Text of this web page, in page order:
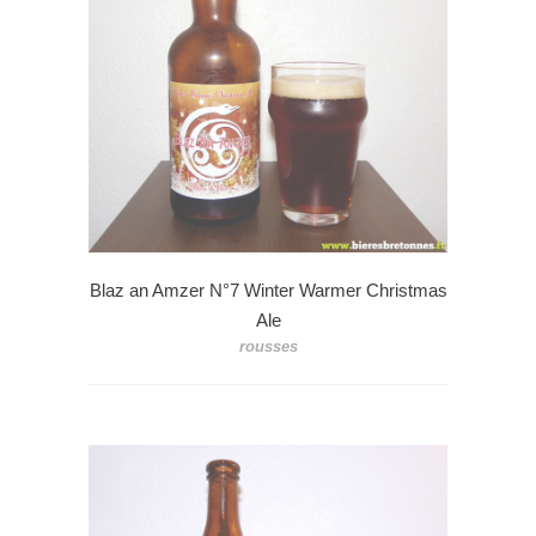
Blaz an Amzer N°7 Winter Warmer Christmas
Ale
rousses